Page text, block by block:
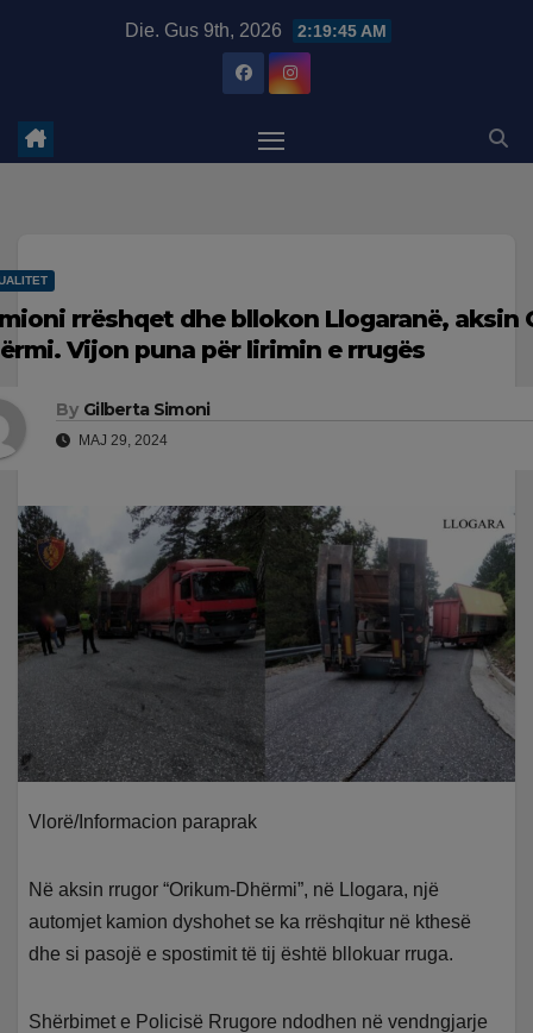
Die. Gus 9th, 2026 2:19:46 AM
rrëshqet dhe bllokon Llogaranë, aksin
Vijon puna për lirimin e rrugës
By Gilberta Simoni
MAJ 29, 2024
Vlorë/Informacion paraprak
Në aksin rrugor “Orikum-Dhërmi”, në Llogara, një
automjet kamion dyshohet se ka rrëshqitur në kthesë
dhe si pasojë e spostimit të tij është bllokuar rruga.
Shërbimet e Policisë Rrugore ndodhen në vendngjarje